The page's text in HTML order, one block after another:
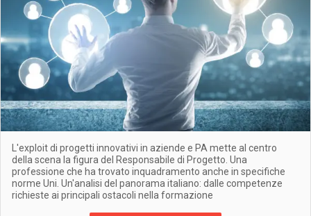
L'exploit di progetti innovativi in aziende e PA mette al centro
della scena la figura del Responsabile di Progetto. Una
professione che ha trovato inquadramento anche in specifiche
norme Uni. Un'analisi del panorama italiano: dalle competenze
richieste ai principali ostacoli nella formazione